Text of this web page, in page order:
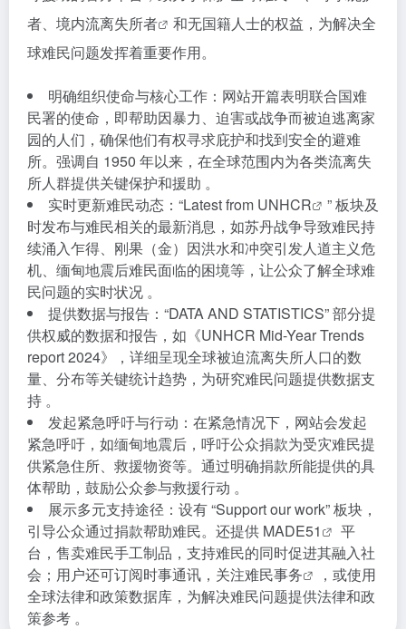
者、 境内流离失所者
和无国籍人士的权益，为解决全
球难民问题发挥着重要作用。
明确组织使命与核心工作：网站开篇表明联合国难
民署的使命，即帮助因暴力、迫害或战争而被迫逃离家
园的人们，确保他们有权寻求庇护和找到安全的避难
所。强调自 1950 年以来，在全球范围内为各类流离失
所人群提供关键保护和援助 。
实时更新难民动态：“Latest from UNHCR
” 板块及
时发布与难民相关的最新消息，如苏丹战争导致难民持
续涌入乍得、刚果（金）因洪水和冲突引发人道主义危
机、缅甸地震后难民面临的困境等，让公众了解全球难
民问题的实时状况 。
提供数据与报告：“DATA AND STATISTICS” 部分提
供权威的数据和报告，如《UNHCR Mid-Year Trends
report 2024》，详细呈现全球被迫流离失所人口的数
量、分布等关键统计趋势，为研究难民问题提供数据支
持 。
发起紧急呼吁与行动：在紧急情况下，网站会发起
紧急呼吁，如缅甸地震后，呼吁公众捐款为受灾难民提
供紧急住所、救援物资等。通过明确捐款所能提供的具
体帮助，鼓励公众参与救援行动 。
展示多元支持途径：设有 “Support our work” 板块，
引导公众通过捐款帮助难民。还提供 MADE51
平
台，售卖难民手工制品，支持难民的同时促进其融入社
会；用户还可订阅时事通讯， 关注难民事务
，或使用
全球法律和政策数据库，为解决难民问题提供法律和政
策参考 。